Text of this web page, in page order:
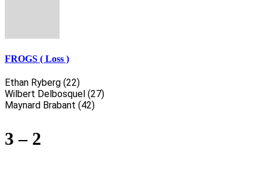
FROGS ( Loss )
Ethan Ryberg (22)
Wilbert Delbosquel (27)
Maynard Brabant (42)
3 – 2